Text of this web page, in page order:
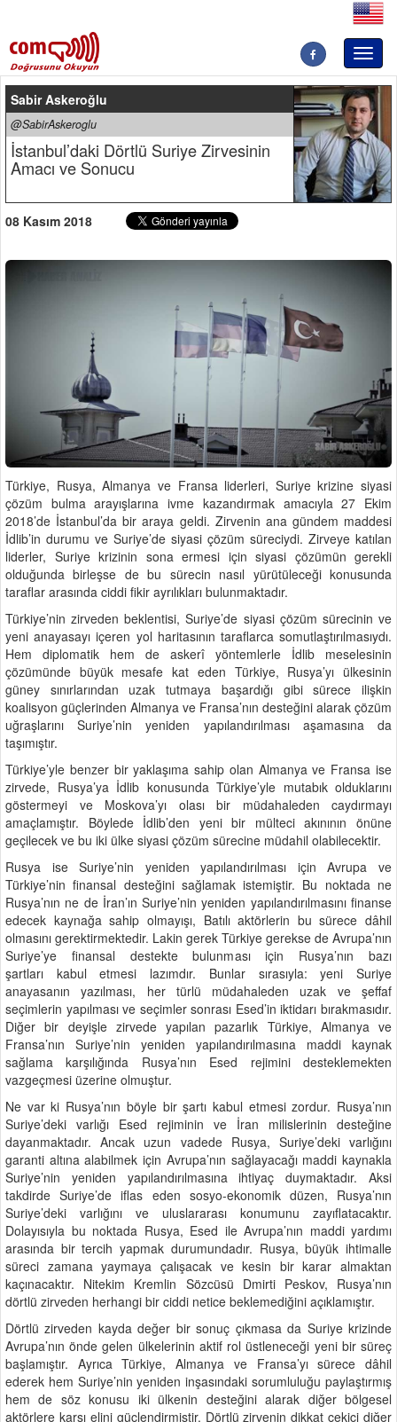
Sabir Askeroğlu
@SabirAskeroglu
İstanbul’daki Dörtlü Suriye Zirvesinin
Amacı ve Sonucu
08 Kasım 2018
Türkiye, Rusya, Almanya ve Fransa liderleri, Suriye krizine siyasi
çözüm bulma arayışlarına ivme kazandırmak amacıyla 27 Ekim
2018’de İstanbul’da bir araya geldi. Zirvenin ana gündem maddesi
İdlib’in durumu ve Suriye’de siyasi çözüm süreciydi. Zirveye katılan
liderler, Suriye krizinin sona ermesi için siyasi çözümün gerekli
olduğunda birleşse de bu sürecin nasıl yürütüleceği konusunda
taraflar arasında ciddi fikir ayrılıkları bulunmaktadır.
Türkiye’nin zirveden beklentisi, Suriye’de siyasi çözüm sürecinin ve
yeni anayasayı içeren yol haritasının taraflarca somutlaştırılmasıydı.
Hem diplomatik hem de askerî yöntemlerle İdlib meselesinin
çözümünde büyük mesafe kat eden Türkiye, Rusya’yı ülkesinin
güney sınırlarından uzak tutmaya başardığı gibi sürece ilişkin
koalisyon güçlerinden Almanya ve Fransa’nın desteğini alarak çözüm
uğraşlarını Suriye’nin yeniden yapılandırılması aşamasına da
taşımıştır.
Türkiye’yle benzer bir yaklaşıma sahip olan Almanya ve Fransa ise
zirvede, Rusya’ya İdlib konusunda Türkiye’yle mutabık olduklarını
göstermeyi ve Moskova’yı olası bir müdahaleden caydırmayı
amaçlamıştır. Böylede İdlib’den yeni bir mülteci akınının önüne
geçilecek ve bu iki ülke siyasi çözüm sürecine müdahil olabilecektir.
Rusya ise Suriye’nin yeniden yapılandırılması için Avrupa ve
Türkiye’nin finansal desteğini sağlamak istemiştir. Bu noktada ne
Rusya’nın ne de İran’ın Suriye’nin yeniden yapılandırılmasını finanse
edecek kaynağa sahip olmayışı, Batılı aktörlerin bu sürece dâhil
olmasını gerektirmektedir. Lakin gerek Türkiye gerekse de Avrupa’nın
Suriye’ye finansal destekte bulunması için Rusya’nın bazı
şartları kabul etmesi lazımdır. Bunlar sırasıyla: yeni Suriye
anayasanın yazılması, her türlü müdahaleden uzak ve şeffaf
seçimlerin yapılması ve seçimler sonrası Esed’in iktidarı bırakmasıdır.
Diğer bir deyişle zirvede yapılan pazarlık Türkiye, Almanya ve
Fransa’nın Suriye’nin yeniden yapılandırılmasına maddi kaynak
sağlama karşılığında Rusya’nın Esed rejimini desteklemekten
vazgeçmesi üzerine olmuştur.
Ne var ki Rusya’nın böyle bir şartı kabul etmesi zordur. Rusya’nın
Suriye’deki varlığı Esed rejiminin ve İran milislerinin desteğine
dayanmaktadır. Ancak uzun vadede Rusya, Suriye’deki varlığını
garanti altına alabilmek için Avrupa’nın sağlayacağı maddi kaynakla
Suriye’nin yeniden yapılandırılmasına ihtiyaç duymaktadır. Aksi
takdirde Suriye’de iflas eden sosyo-ekonomik düzen, Rusya’nın
Suriye’deki varlığını ve uluslararası konumunu zayıflatacaktır.
Dolayısıyla bu noktada Rusya, Esed ile Avrupa’nın maddi yardımı
arasında bir tercih yapmak durumundadır. Rusya, büyük ihtimalle
süreci zamana yaymaya çalışacak ve kesin bir karar almaktan
kaçınacaktır. Nitekim Kremlin Sözcüsü Dmirti Peskov, Rusya’nın
dörtlü zirveden herhangi bir ciddi netice beklemediğini açıklamıştır.
Dörtlü zirveden kayda değer bir sonuç çıkmasa da Suriye krizinde
Avrupa’nın önde gelen ülkelerinin aktif rol üstleneceği yeni bir süreç
başlamıştır. Ayrıca Türkiye, Almanya ve Fransa’yı sürece dâhil
ederek hem Suriye’nin yeniden inşasındaki sorumluluğu paylaştırmış
hem de söz konusu iki ülkenin desteğini alarak diğer bölgesel
aktörlere karşı elini güçlendirmiştir. Dörtlü zirvenin dikkat çekici diğer